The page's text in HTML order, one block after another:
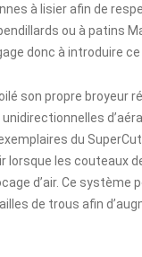
à lisier afin de
ou à patins
donc à introduire ce
son propre broyeur
du
lorsque les couteaux
d’air. Ce
de trous afin